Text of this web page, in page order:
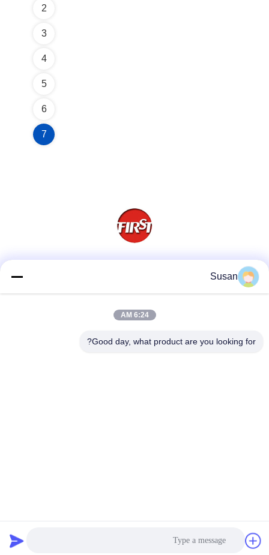
2
3
4
5
6
7
Susan
6:24 AM
Good day, what product are you looking for?